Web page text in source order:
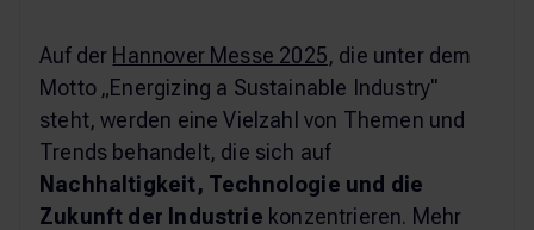
Auf der Hannover Messe 2025, die unter dem
Motto „Energizing a Sustainable Industry"
steht, werden eine Vielzahl von Themen und
Trends behandelt, die sich auf
Nachhaltigkeit, Technologie und die
Zukunft der Industrie konzentrieren. Mehr